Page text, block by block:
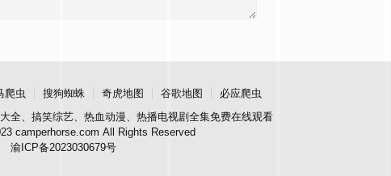
爬虫 搜狗蜘蛛 奇虎地图 谷歌地图
必应爬虫
全、搞笑综艺、热血动漫、热播电视剧全集免费在线观看
camperhorse.com All Rights Reserved
渝ICP备2023030679号